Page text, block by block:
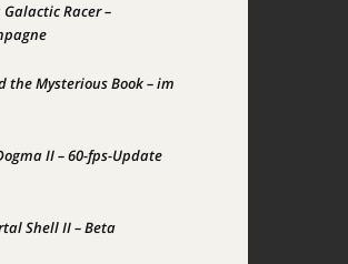
Racer –
the Mysterious Book – im
II – 60-fps-Update
Shell II – Beta